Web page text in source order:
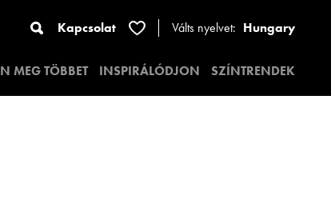
Kapcsolat Válts nyelvet: Hungary
MEG TÖBBET INSPIRÁLÓDJON SZÍNTRENDEK